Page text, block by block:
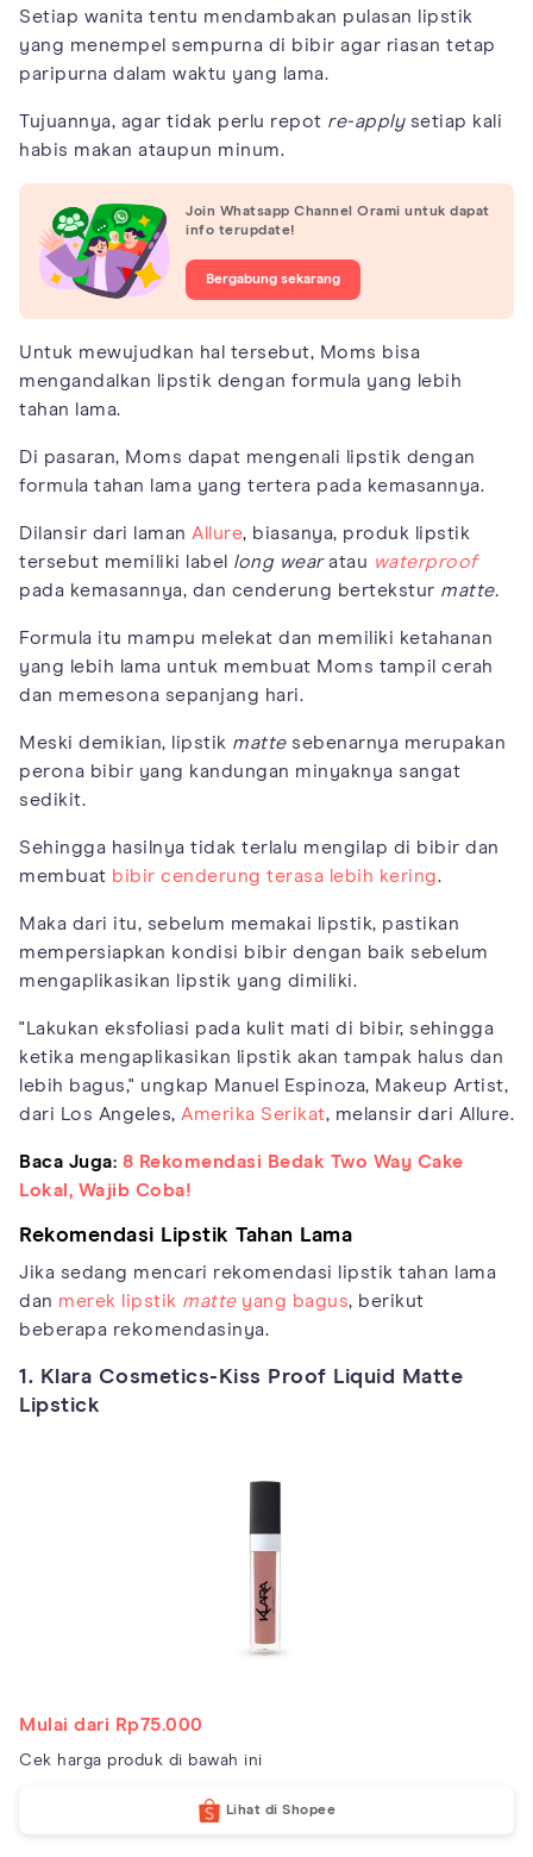
Setiap wanita tentu mendambakan pulasan lipstik
yang menempel sempurna di bibir agar riasan tetap
paripurna dalam waktu yang lama.
Tujuannya, agar tidak perlu repot re-applysetiap kali
habis makan ataupun minum.
Join Whatsapp Channel Orami untuk dapat
info terupdate!
Bergabung sekarang
Untuk mewujudkan hal tersebut, Moms bisa
mengandalkan lipstik dengan formula yang lebih
tahan lama.
Di pasaran, Moms dapat mengenali lipstik dengan
formula tahan lama yang tertera pada kemasannya.
Dilansir dari laman Allure, biasanya, produk lipstik
tersebut memiliki label long wearatau waterproof
pada kemasannya, dan cenderung bertekstur matte.
Formula itu mampu melekat dan memiliki ketahanan
yang lebih lama untuk membuat Moms tampil cerah
dan memesona sepanjang hari.
Meski demikian, lipstik mattesebenarnya merupakan
perona bibir yang kandungan minyaknya sangat
sedikit.
Sehingga hasilnya tidak terlalu mengilap di bibir dan
membuat bibir cenderung terasa lebih kering.
Maka dari itu, sebelum memakai lipstik, pastikan
mempersiapkan kondisi bibir dengan baik sebelum
mengaplikasikan lipstik yang dimiliki.
"Lakukan eksfoliasi pada kulit mati di bibir, sehingga
ketika mengaplikasikan lipstik akan tampak halus dan
lebih bagus," ungkap Manuel Espinoza, Makeup Artist,
dari Los Angeles, Amerika Serikat, melansir dari Allure.
Baca Juga: 8 Rekomendasi Bedak Two Way Cake
Lokal, Wajib Coba!
Rekomendasi Lipstik Tahan Lama
Jika sedang mencari rekomendasi lipstik tahan lama
dan merek lipstik matteyang bagus, berikut
beberapa rekomendasinya.
1. Klara Cosmetics-Kiss Proof Liquid Matte
Lipstick
Mulai dari Rp75.000
Cek harga produk di bawah ini
Lihat di Shopee